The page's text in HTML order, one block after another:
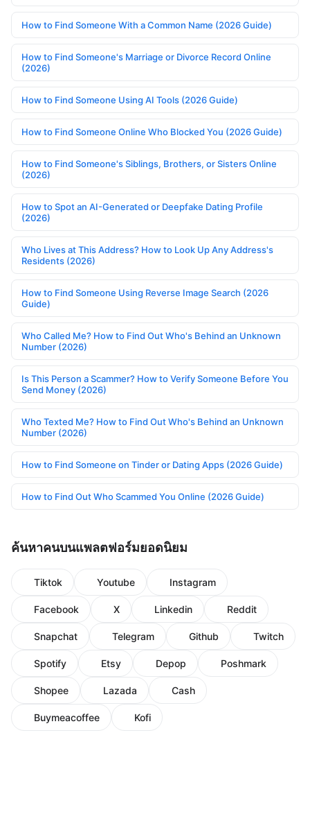
How to Find Someone With a Common Name (2026 Guide)
How to Find Someone's Marriage or Divorce Record Online
(2026)
How to Find Someone Using AI Tools (2026 Guide)
How to Find Someone Online Who Blocked You (2026 Guide)
How to Find Someone's Siblings, Brothers, or Sisters Online
(2026)
How to Spot an AI-Generated or Deepfake Dating Profile
(2026)
Who Lives at This Address? How to Look Up Any Address's
Residents (2026)
How to Find Someone Using Reverse Image Search (2026
Guide)
Who Called Me? How to Find Out Who's Behind an Unknown
Number (2026)
Is This Person a Scammer? How to Verify Someone Before You
Send Money (2026)
Who Texted Me? How to Find Out Who's Behind an Unknown
Number (2026)
How to Find Someone on Tinder or Dating Apps (2026 Guide)
How to Find Out Who Scammed You Online (2026 Guide)
ค้นหาคนบนแพลตฟอร์มยอดนิยม
Tiktok Youtube Instagram
Facebook X Linkedin Reddit
Snapchat Telegram Github Twitch
Spotify Etsy Depop Poshmark
Shopee Lazada Cash
Buymeacoffee Kofi